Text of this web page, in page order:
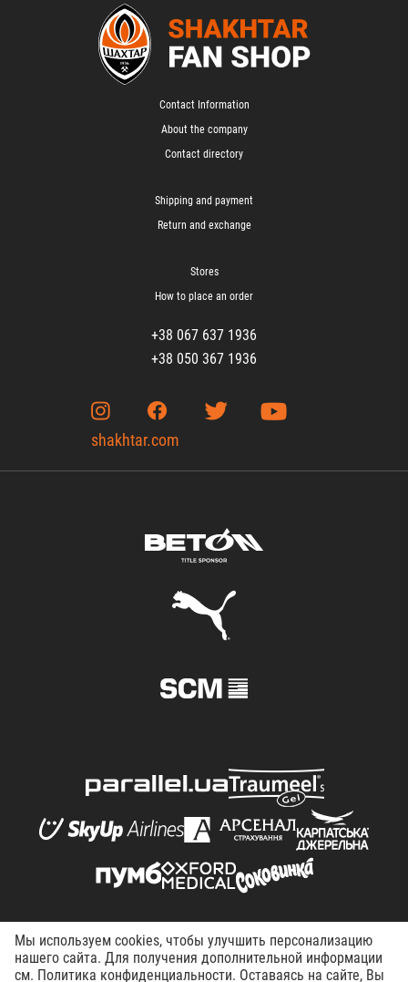
Contact Information
About the company
Contact directory
Shipping and payment
Return and exchange
Stores
How to place an order
+38 067 637 1936
+38 050 367 1936
shakhtar.com
© FC Shakhtar Donetsk, 1998–2026. All right reserved.
Terms of Use Privacy policy Working at the club
Мы используем cookies, чтобы улучшить персонализацию
нашего сайта. Для получения дополнительной информации
см. Политика конфиденциальности. Оставаясь на сайте, Вы